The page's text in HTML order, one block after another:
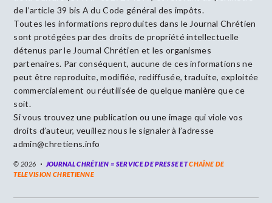
de l’article 39 bis A du Code général des impôts.
Toutes les informations reproduites dans le Journal Chrétien
sont protégées par des droits de propriété intellectuelle
détenus par le Journal Chrétien et les organismes
partenaires. Par conséquent, aucune de ces informations ne
peut être reproduite, modifiée, rediffusée, traduite, exploitée
commercialement ou réutilisée de quelque manière que ce
soit.
Si vous trouvez une publication ou une image qui viole vos
droits d’auteur, veuillez nous le signaler à l’adresse
admin@chretiens.info
© 2026 JOURNAL CHRÉTIEN = SERVICE DE PRESSE ETCHAÎNE DE
TELEVISION CHRETIENNE